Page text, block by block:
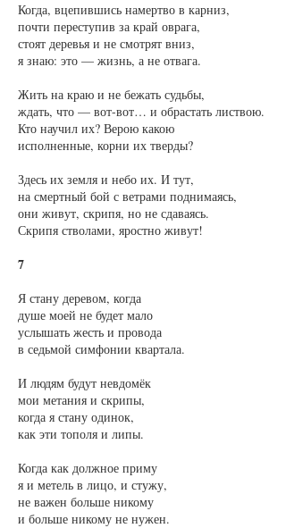
Когда, вцепившись намертво в карниз,
почти переступив за край оврага,
стоят деревья и не смотрят вниз,
я знаю: это — жизнь, а не отвага.
Жить на краю и не бежать судьбы,
ждать, что — вот-вот… и обрастать листвою.
Кто научил их? Верою какою
исполненные, корни их тверды?
Здесь их земля и небо их. И тут,
на смертный бой с ветрами поднимаясь,
они живут, скрипя, но не сдаваясь.
Скрипя стволами, яростно живут!
7
Я стану деревом, когда
душе моей не будет мало
услышать жесть и провода
в седьмой симфонии квартала.
И людям будут невдомёк
мои метания и скрипы,
когда я стану одинок,
как эти тополя и липы.
Когда как должное приму
я и метель в лицо, и стужу,
не важен больше никому
и больше никому не нужен.